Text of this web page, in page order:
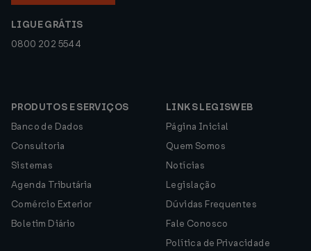
LIGUE GRÁTIS
0800 202 5544
PRODUTOS E SERVIÇOS
Banco de Dados
Consultoria
Sistemas
Agenda Tributária
Comércio Exterior
Boletim Diário
LINKS LEGISWEB
Página Inicial
Quem Somos
Notícias
Legislação
Dúvidas Frequentes
Fale Conosco
Política de Privacidade